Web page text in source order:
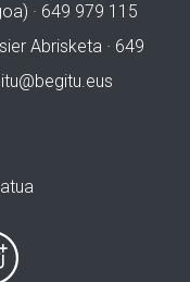
· 649 979 115
Abrisketa · 649